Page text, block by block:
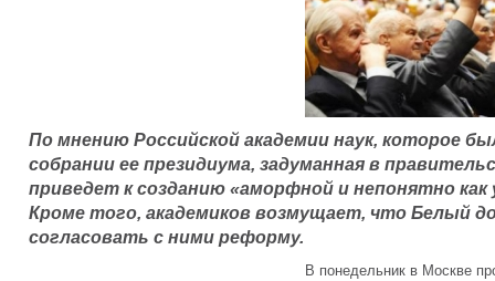
По мнению Российской академии наук, которое
собрании ее президиума, задуманная в
приведет к созданию «аморфной и непонятно как
Кроме того, академиков возмущает, что Белый
согласовать с ними реформу.
В понедельник в Москве